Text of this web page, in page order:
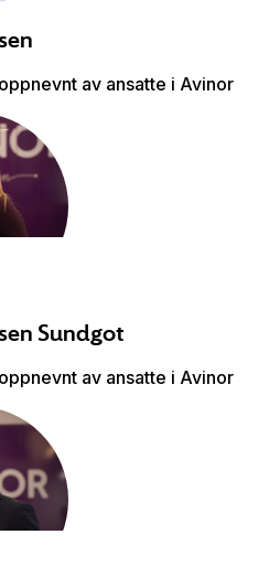
av ansatte i Avinor
Sundgot
av ansatte i Avinor